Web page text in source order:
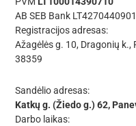
AB SEB Bank
Registracijos adresas:
Ažagėlės g. 10, Dragonių k.,
38359
Sandėlio adresas:
Katkų g. (Žiedo g.) 62,
Darbo laikas: